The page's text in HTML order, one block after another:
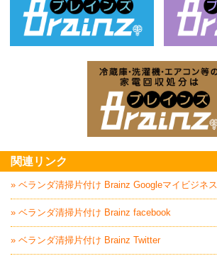
関連リンク
» ベランダ清掃片付け Brainz Googleマイビジネス
» ベランダ清掃片付け Brainz facebook
» ベランダ清掃片付け Brainz Twitter